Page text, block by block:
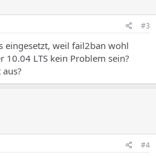
#3
eingesetzt, weil fail2ban wohl
LTS kein Problem sein?
#4